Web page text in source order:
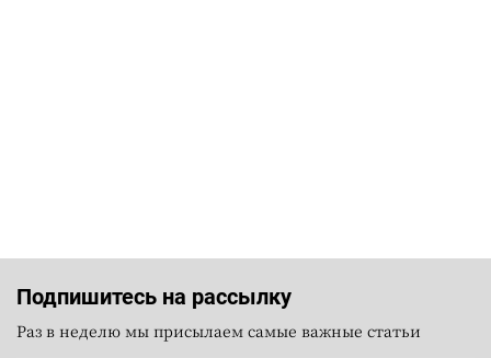
Подпишитесь на рассылку
Раз в неделю мы присылаем самые важные статьи